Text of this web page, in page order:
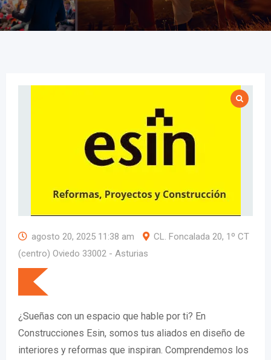
agosto 20, 2025 11:38 am
CL. Foncalada 20, 1º CT
(centro) Oviedo 33002 - Asturias
¿Sueñas con un espacio que hable por ti? En
Construcciones Esin, somos tus aliados en diseño de
interiores y reformas que inspiran. Comprendemos los